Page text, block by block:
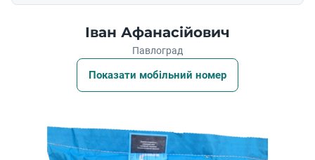
Іван Афанасійович
Павлоград
Показати мобільний номер